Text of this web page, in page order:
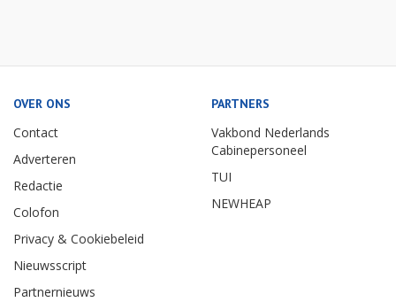
OVER ONS
Contact
Adverteren
Redactie
Colofon
Privacy & Cookiebeleid
Nieuwsscript
Partnernieuws
PARTNERS
Vakbond Nederlands
Cabinepersoneel
TUI
NEWHEAP